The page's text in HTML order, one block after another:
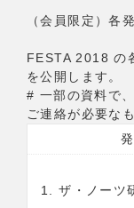
（会員限定）各
FESTA 2018 の
を公開します。
# 一部の資料で
ご連絡が必要な
1. ザ・ノーツ